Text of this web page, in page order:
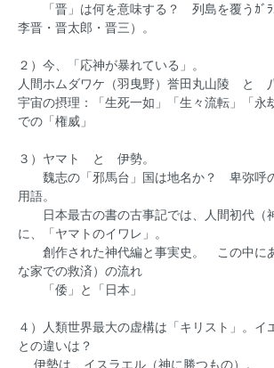
「晋」は何を意味する？ 列島を覆うｶﾞﾗｽ
李晋・晋太郎・晋三）。
２）今、「応神が暴れている」。
人間ホムダワケ（羽曳野）誉田丸山陵 と
宇宙の摂理：「生死一如」「生々流転」「
での「権威」
３）ヤマト と 伊勢。
魏志の「邪馬台」国は地名か？ 卑弥呼
用語。
日本最古の書の古事記では、人間初代（
に、「ヤマトのイワレ」。
創作された神代編と事実史。 この中にあ
な家での救済）の流れ
「倭」と「日本」
４）人類世界最大の虚構は「キリスト」。イ
との違いは？
伊勢は、イスラエル（神に勝つもの）。